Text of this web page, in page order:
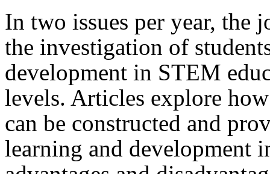
In two issues per year, the
the investigation of
development in STEM
levels. Articles explore
can be constructed and
learning and development